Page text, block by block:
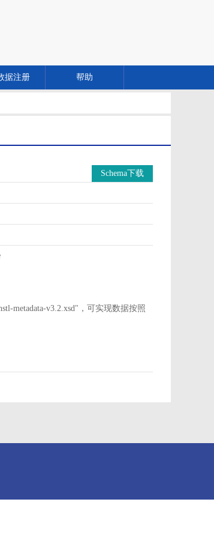
据注册 帮助
Schema下载
metadata-v3.2.xsd"，可实现数据按照